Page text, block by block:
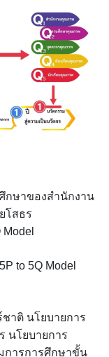
ษาของสำนักงาน
โสธร
to 5Q Model
ชาติ นโยบายการ
นโยบายการ
การการศึกษาขั้น